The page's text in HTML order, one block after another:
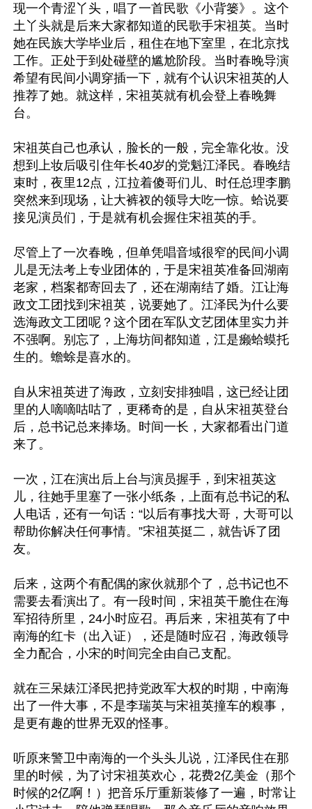
现一个青涩丫头，唱了一首民歌《小背篓》。这个
土丫头就是后来大家都知道的民歌手宋祖英。当时
她在民族大学毕业后，租住在地下室里，在北京找
工作。正处于到处碰壁的尴尬阶段。当时春晚导演
希望有民间小调穿插一下，就有个认识宋祖英的人
推荐了她。就这样，宋祖英就有机会登上春晚舞
台。
宋祖英自己也承认，脸长的一般，完全靠化妆。没
想到上妆后吸引住年长40岁的党魁江泽民。春晚结
束时，夜里12点，江拉着傻哥们儿、时任总理李鹏
突然来到现场，让大裤衩的领导大吃一惊。蛤说要
接见演员们，于是就有机会握住宋祖英的手。
尽管上了一次春晚，但单凭唱音域很窄的民间小调
儿是无法考上专业团体的，于是宋祖英准备回湖南
老家，档案都寄回去了，还在湖南结了婚。江让海
政文工团找到宋祖英，说要她了。江泽民为什么要
选海政文工团呢？这个团在军队文艺团体里实力并
不强啊。别忘了，上海坊间都知道，江是癞蛤蟆托
生的。蟾蜍是喜水的。
自从宋祖英进了海政，立刻安排独唱，这已经让团
里的人嘀嘀咕咕了，更稀奇的是，自从宋祖英登台
后，总书记总来捧场。时间一长，大家都看出门道
来了。
一次，江在演出后上台与演员握手，到宋祖英这
儿，往她手里塞了一张小纸条，上面有总书记的私
人电话，还有一句话：“以后有事找大哥，大哥可以
帮助你解决任何事情。”宋祖英挺二，就告诉了团
友。
后来，这两个有配偶的家伙就那个了，总书记也不
需要去看演出了。有一段时间，宋祖英干脆住在海
军招待所里，24小时应召。再后来，宋祖英有了中
南海的红卡（出入证），还是随时应召，海政领导
全力配合，小宋的时间完全由自己支配。
就在三呆婊江泽民把持党政军大权的时期，中南海
出了一件大事，不是李瑞英与宋祖英撞车的糗事，
是更有趣的世界无双的怪事。
听原来警卫中南海的一个头头儿说，江泽民住在那
里的时候，为了讨宋祖英欢心，花费2亿美金（那个
时候的2亿啊！）把音乐厅重新装修了一遍，时常让